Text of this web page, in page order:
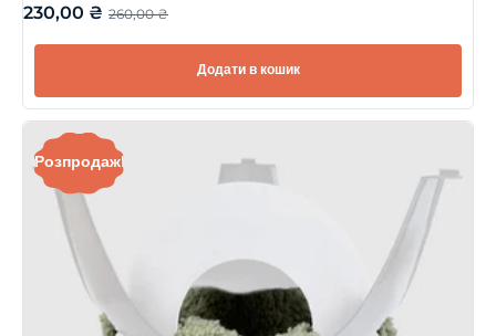
260,00₴
230,00 ₴
Додати в кошик
Розпродаж!